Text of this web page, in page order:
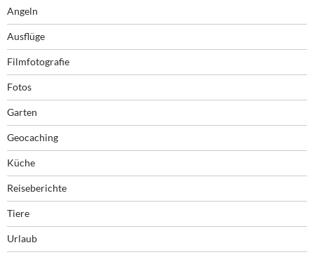
Angeln
Ausflüge
Filmfotografie
Fotos
Garten
Geocaching
Küche
Reiseberichte
Tiere
Urlaub